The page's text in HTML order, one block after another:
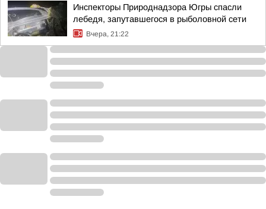
Инспекторы Природнадзора Югры спасли
лебедя, запутавшегося в рыболовной сети
Вчера, 21:22